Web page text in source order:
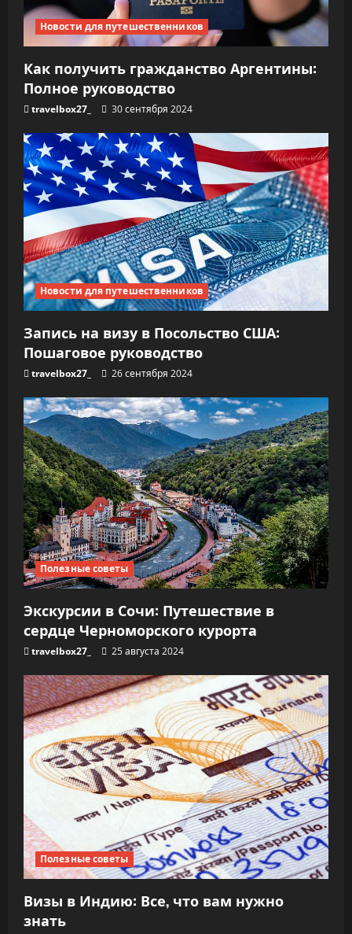
Новости для путешественников
Как получить гражданство Аргентины:
Полное руководство
travelbox27_ 30 сентября 2024
Новости для путешественников
Запись на визу в Посольство США:
Пошаговое руководство
travelbox27_ 26 сентября 2024
Полезные советы
Экскурсии в Сочи: Путешествие в
сердце Черноморского курорта
travelbox27_ 25 августа 2024
Полезные советы
Визы в Индию: Все, что вам нужно
знать